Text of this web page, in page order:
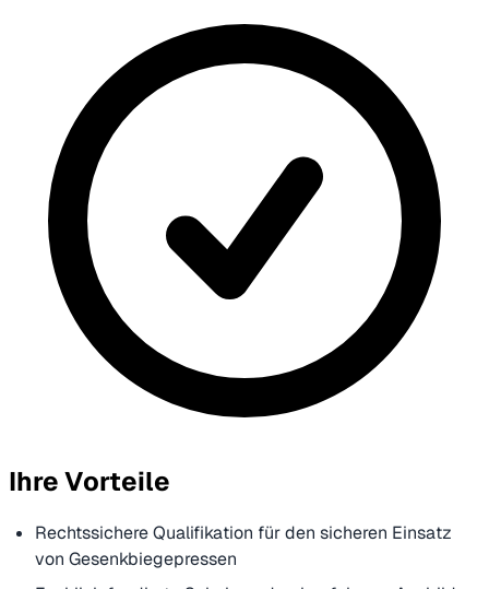
Ihre Vorteile
Rechtssichere Qualifikation für den sicheren Einsatz
von Gesenkbiegepressen